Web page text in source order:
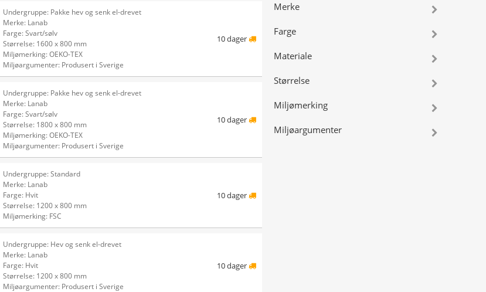
Undergruppe: Pakke hev og senk el-drevet
Merke: Lanab
Farge: Svart/sølv
Størrelse: 1600 x 800 mm
Miljømerking: OEKO-TEX
Miljøargumenter: Produsert i Sverige
10 dager
Undergruppe: Pakke hev og senk el-drevet
Merke: Lanab
Farge: Svart/sølv
Størrelse: 1800 x 800 mm
Miljømerking: OEKO-TEX
Miljøargumenter: Produsert i Sverige
10 dager
Undergruppe: Standard
Merke: Lanab
Farge: Hvit
Størrelse: 1200 x 800 mm
Miljømerking: FSC
10 dager
Undergruppe: Hev og senk el-drevet
Merke: Lanab
Farge: Hvit
Størrelse: 1200 x 800 mm
Miljøargumenter: Produsert i Sverige
10 dager
Merke
Farge
Materiale
Størrelse
Miljømerking
Miljøargumenter